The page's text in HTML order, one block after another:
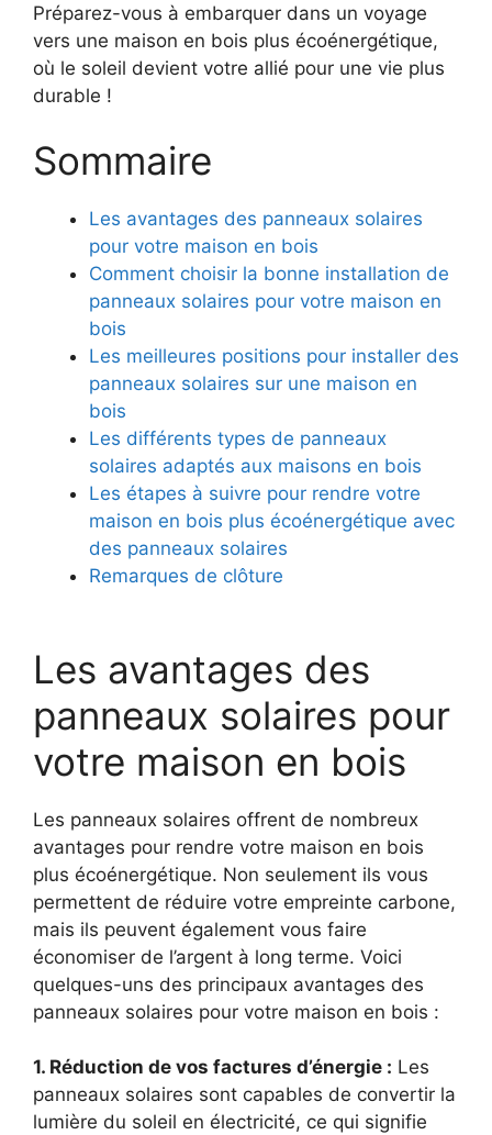
Préparez-vous à embarquer dans un voyage
vers une maison en bois plus⁣ écoénergétique,
où le soleil devient ⁣votre allié ‌pour une vie plus
durable !
Sommaire
Les avantages des panneaux solaires
pour votre maison en bois
Comment choisir la bonne installation de
panneaux solaires pour votre maison en
⁣bois
Les ‌meilleures positions pour installer des
panneaux solaires sur une maison en
bois
Les différents types de ‌panneaux
solaires adaptés aux maisons en ⁤bois
Les étapes à suivre pour rendre ⁣votre
maison en bois ‍plus écoénergétique avec
des panneaux solaires
Remarques de clôture
Les avantages des
panneaux solaires pour
votre maison en bois
Les panneaux solaires offrent⁢ de nombreux
avantages pour‍ rendre votre maison en bois
plus écoénergétique. ​Non seulement ils vous
permettent de réduire votre⁤ empreinte carbone,
mais ⁤ils peuvent également vous faire
économiser de l’argent à long terme. Voici
quelques-uns des principaux ​avantages des
panneaux solaires pour votre​ maison en bois :
1. Réduction de vos factures d’énergie : Les
panneaux solaires sont capables de convertir la
lumière du soleil en électricité, ⁢ce qui signifie